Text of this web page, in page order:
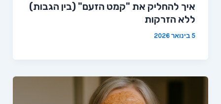
איך להחליק את "קמט הזעם" (בין הגבות)
ללא הזרקות
5 בינואר 2026